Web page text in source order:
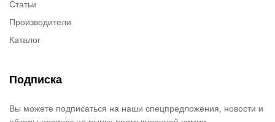
Статьи
Производители
Каталог
Подписка
Вы можете подписаться на наши спецпредложения, новости и